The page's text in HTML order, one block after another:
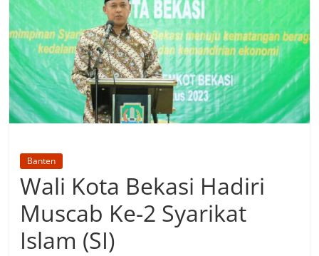
Banten
Wali Kota Bekasi Hadiri
Muscab Ke-2 Syarikat
Islam (SI)